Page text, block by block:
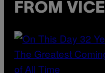
FROM VICE